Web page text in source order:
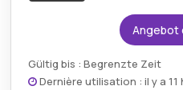
Angebot
Gültig bis : Begrenzte Zeit
Dernière utilisation : il y a 11